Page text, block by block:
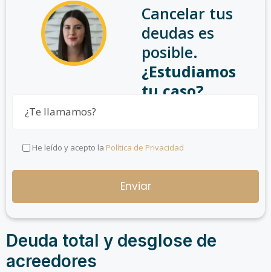
Cancelar tus
deudas es
posible.
¿Estudiamos
tu caso?
He leído y acepto la Política de Privacidad
Deuda total y desglose de
acreedores